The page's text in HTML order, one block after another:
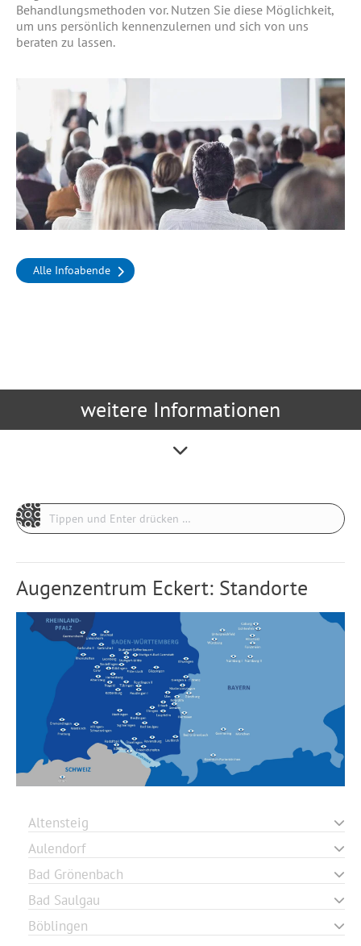
Behandlungsmethoden vor. Nutzen Sie diese Möglichkeit,
um uns persönlich kennenzulernen und sich von uns
beraten zu lassen.
Alle Infoabende
weitere Informationen
Search:
Augenzentrum Eckert: Standorte
Altensteig
Aulendorf
Bad Grönenbach
Bad Saulgau
Böblingen